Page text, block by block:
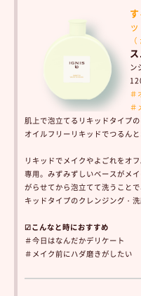
ン
＃
＃
肌上で泡立てるリキッドタイプの
オイルフリーリキッドでつるんと
リキッドでメイクやよごれをオ
専用。 みずみずしいベースがメ
がらせてから泡立てて洗うこと
キッドタイプのクレンジング・洗
☑こんなと時におすすめ
＃今日はなんだかデリケート
＃メイク前にハダ磨きがしたい